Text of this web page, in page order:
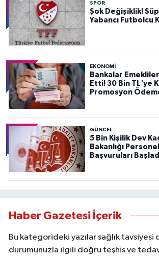
SPOR
Şok Değişiklik!
Yabancı Futbolcu
EKONOMİ
Bankalar
Etti! 30 Bin TL'ye
Promosyon
GÜNCEL
5 Bin Kişilik Dev
Bakanlığı Personel
Başvuruları
Haber Gazetesi İçerik
Bu kategorideki yazılar sağlık tavsiyesi
durumunuzla ilgili doğru teşhis ve